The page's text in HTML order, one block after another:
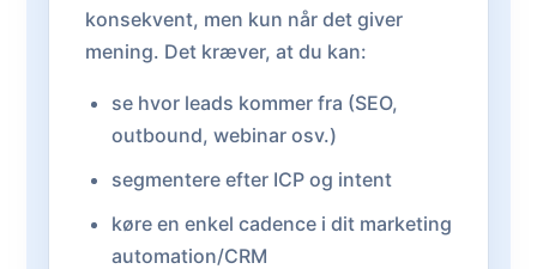
konsekvent, men kun når det giver
mening. Det kræver, at du kan:
se hvor leads kommer fra (SEO,
outbound, webinar osv.)
segmentere efter ICP og intent
køre en enkel cadence i dit marketing
automation/CRM